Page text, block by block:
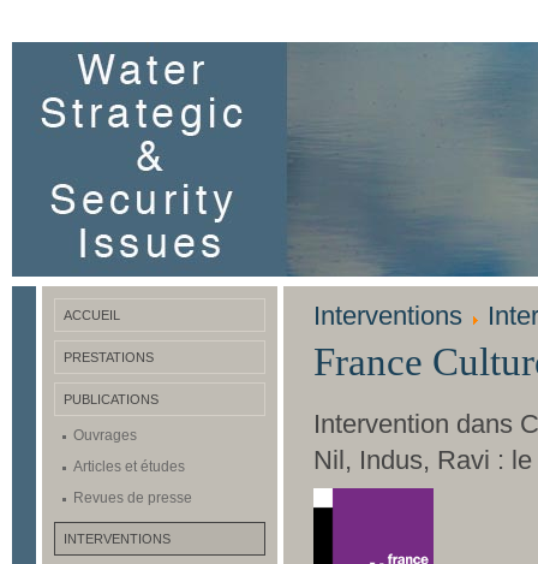
ACCUEIL
PRESTATIONS
PUBLICATIONS
Ouvrages
Articles et études
Revues de presse
INTERVENTIONS
Interventions
France
Intervention dans
Nil, Indus, Ravi :